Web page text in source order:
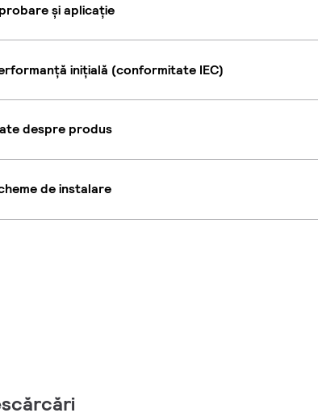
și aplicație
inițială (conformitate IEC)
despre produs
de instalare